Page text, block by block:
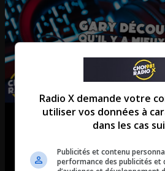
Gary découvre le
Segment jeux vidéos avec
Radio X demande votre
utiliser vos données à
dans les cas
Publicités et contenu
performance des publicités et